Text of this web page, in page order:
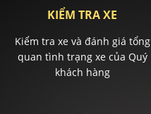
KIỂM TRA XE
Kiểm tra xe và đánh giá tổng
quan tình trạng xe của Quý
khách hàng